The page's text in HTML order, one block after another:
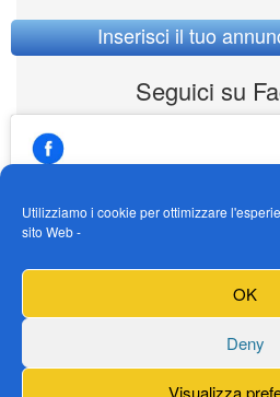
Utilizziamo i cookie per ottimizzare
sito Web -
OK
Deny
Visualizza
Inserisci il tuo
Seguici su
https://Fai clic per accettare i
abilitare questo